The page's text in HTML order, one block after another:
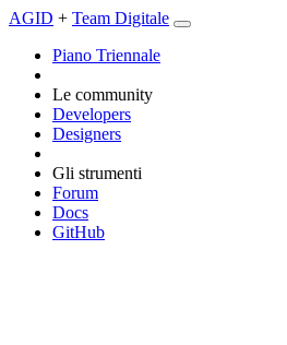
AGID + Team Digitale
Piano Triennale
Le community
Developers
Designers
Gli strumenti
Forum
Docs
GitHub